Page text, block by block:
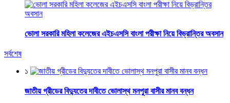
ভোলা সরকারি মহিলা কলেজের এইচএসসি বাংলা পরীক্ষা নিয়ে বিভ্রান্তির অবসান
সর্বশেষ
১
জাতীয় গ্রীডের বিদ্যুতের দাবীতে ভোলাস্থ মনপুরা বাসীর মানব বন্ধন